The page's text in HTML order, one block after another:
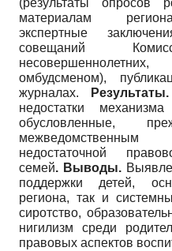
(результаты
материалам
экспертные
совещаний
омбудсменом),
журналах.
недостатки
обусловленные,
недостаточной
семей. Выводы.
поддержки детей,
региона, так и
сиротство,
нигилизм среди
правовых аспектов